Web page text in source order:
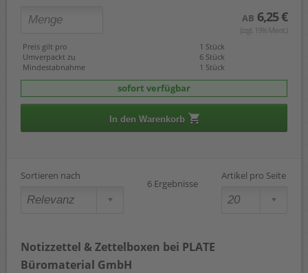
AB 6,25 €
(zzgl. 19% Mwst.)
Preis gilt pro
1 Stück
Umverpackt zu
6 Stück
Mindestabnahme
1 Stück
sofort verfügbar
In den Warenkorb
Sortieren nach
6 Ergebnisse
Artikel pro Seite
Notizzettel & Zettelboxen bei PLATE
Büromaterial GmbH